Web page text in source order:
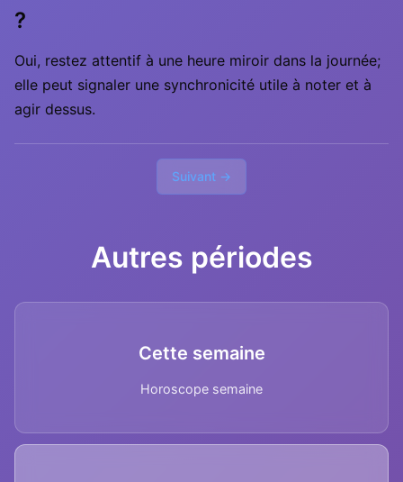
?
Oui, restez attentif à une heure miroir dans la journée;
elle peut signaler une synchronicité utile à noter et à
agir dessus.
Suivant →
Autres périodes
Cette semaine
Horoscope semaine